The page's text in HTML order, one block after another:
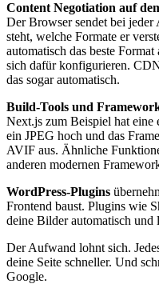
Content Negotiation auf
Der Browser sendet bei jeder
steht, welche Formate er
automatisch das beste
sich dafür konfigurieren.
das sogar automatisch.
Build-Tools und
Next.js zum Beispiel hat
ein JPEG hoch und das
AVIF aus. Ähnliche
anderen modernen
WordPress-Plugins
Frontend baust. Plugins wie
deine Bilder automatisch und
Der Aufwand lohnt sich.
deine Seite schneller. Und
Google.